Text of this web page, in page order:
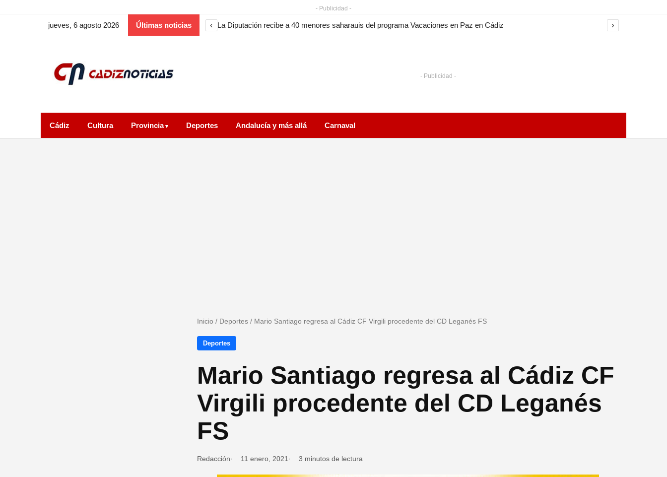
- Publicidad -
jueves, 6 agosto 2026 Últimas noticias ‹ La Diputación recibe a 40 menores saharauis del programa Vacaciones en Paz en Cádiz ›
- Publicidad -
Cádiz Cultura Provincia Deportes Andalucía y más allá Carnaval
Inicio / Deportes / Mario Santiago regresa al Cádiz CF Virgili procedente del CD Leganés FS
Deportes
Mario Santiago regresa al Cádiz CF
Virgili procedente del CD Leganés
FS
Redacción 11 enero, 2021 3 minutos de lectura